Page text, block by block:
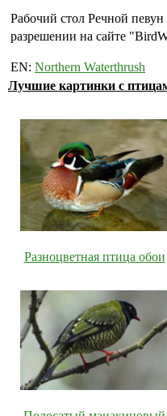
Рабочий стол Речной
разрешении на сайте
EN: Northern Waterthrush
Лучшие картинки с
Разноцветная птица обои